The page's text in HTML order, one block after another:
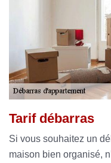
Tarif débarras
Si vous souhaitez un
maison bien organisé,